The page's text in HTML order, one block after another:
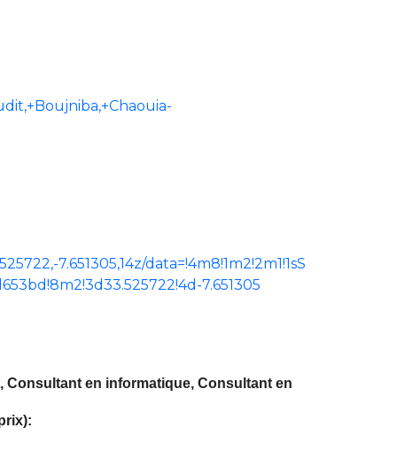
7.651305,14z/data=!4m8!1m2!2m1!1sS
7.651305
Consultant en informatique, Consultant en